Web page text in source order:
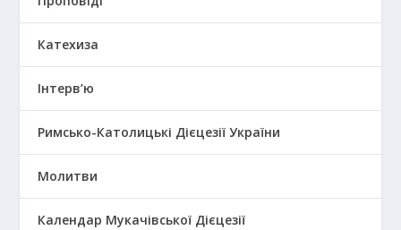
Катехиза
Інтерв’ю
Римсько-Католицькі Дієцезії України
Молитви
Календар Мукачівської Дієцезії